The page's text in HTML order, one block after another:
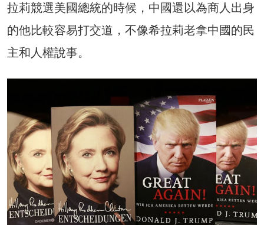
拉莉競選美國總統的時候，中國還以為商人出身
的他比較容易打交道，不像希拉莉老拿中國的民
主和人權說事。